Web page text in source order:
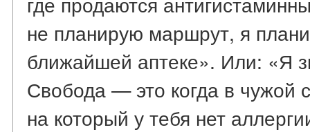
не планирую маршрут, я
ближайшей аптеке». Или: «Я
Свобода — это когда в чужой
на который у тебя нет